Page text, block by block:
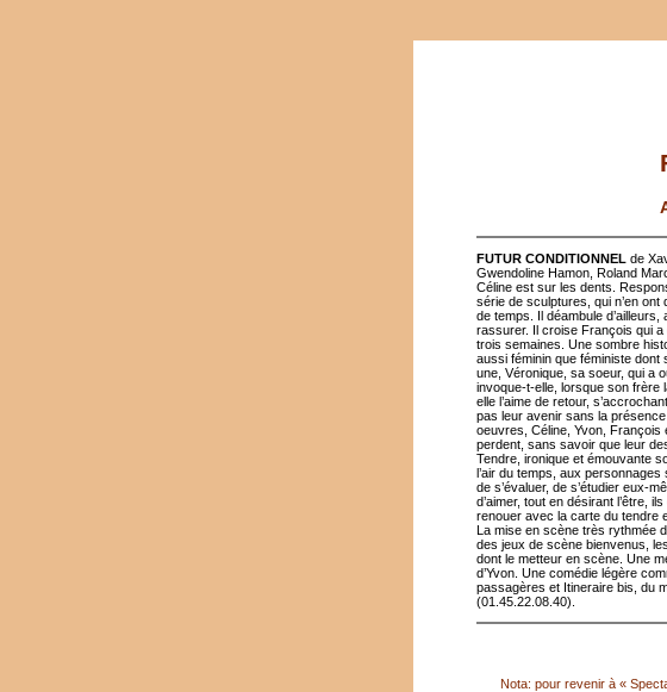
FUTUR CONDITIONNEL de
Gwendoline Hamon, Roland
Céline est sur les dents.
série de sculptures, qui n’en
de temps. Il déambule
rassurer. Il croise François qui a
trois semaines. Une sombre
aussi féminin que féministe
une, Véronique, sa soeur, qui a
invoque-t-elle, lorsque son frère
elle l’aime de retour,
pas leur avenir sans la présence
oeuvres, Céline, Yvon,
perdent, sans savoir que leur
Tendre, ironique et émouvante
l’air du temps, aux
de s’évaluer, de s’étudier eux-
d’aimer, tout en désirant l’être,
renouer avec la carte du tendre
La mise en scène très rythmée
des jeux de scène bienvenus,
dont le metteur en scène. Une
d’Yvon. Une comédie légère
passagères et Itineraire bis, du
(01.45.22.08.40).
Nota: pour revenir à «